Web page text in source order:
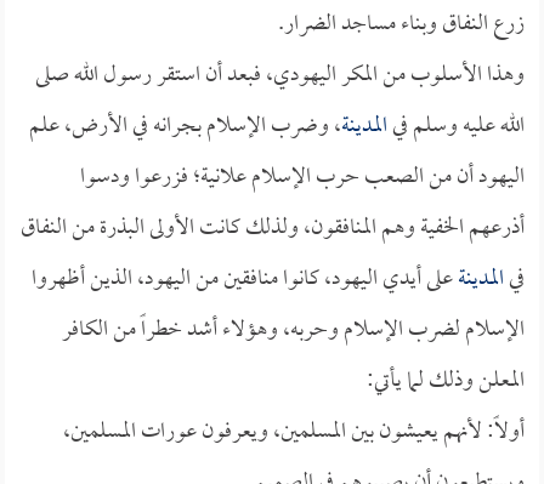
زرع النفاق وبناء مساجد الضرار.
وهذا الأسلوب من المكر اليهودي، فبعد أن استقر رسول الله صلى
الله عليه وسلم فيالمدينة، وضرب الإسلام بجرانه في الأرض، علم
اليهود أن من الصعب حرب الإسلام علانية؛ فزرعوا ودسوا
أذرعهم الخفية وهم المنافقون، ولذلك كانت الأولى البذرة من النفاق
فيالمدينةعلى أيدي اليهود، كانوا منافقين من اليهود، الذين أظهروا
الإسلام لضرب الإسلام وحربه، وهؤلاء أشد خطراً من الكافر
المعلن وذلك لما يأتي:
أولاً: لأنهم يعيشون بين المسلمين، ويعرفون عورات المسلمين،